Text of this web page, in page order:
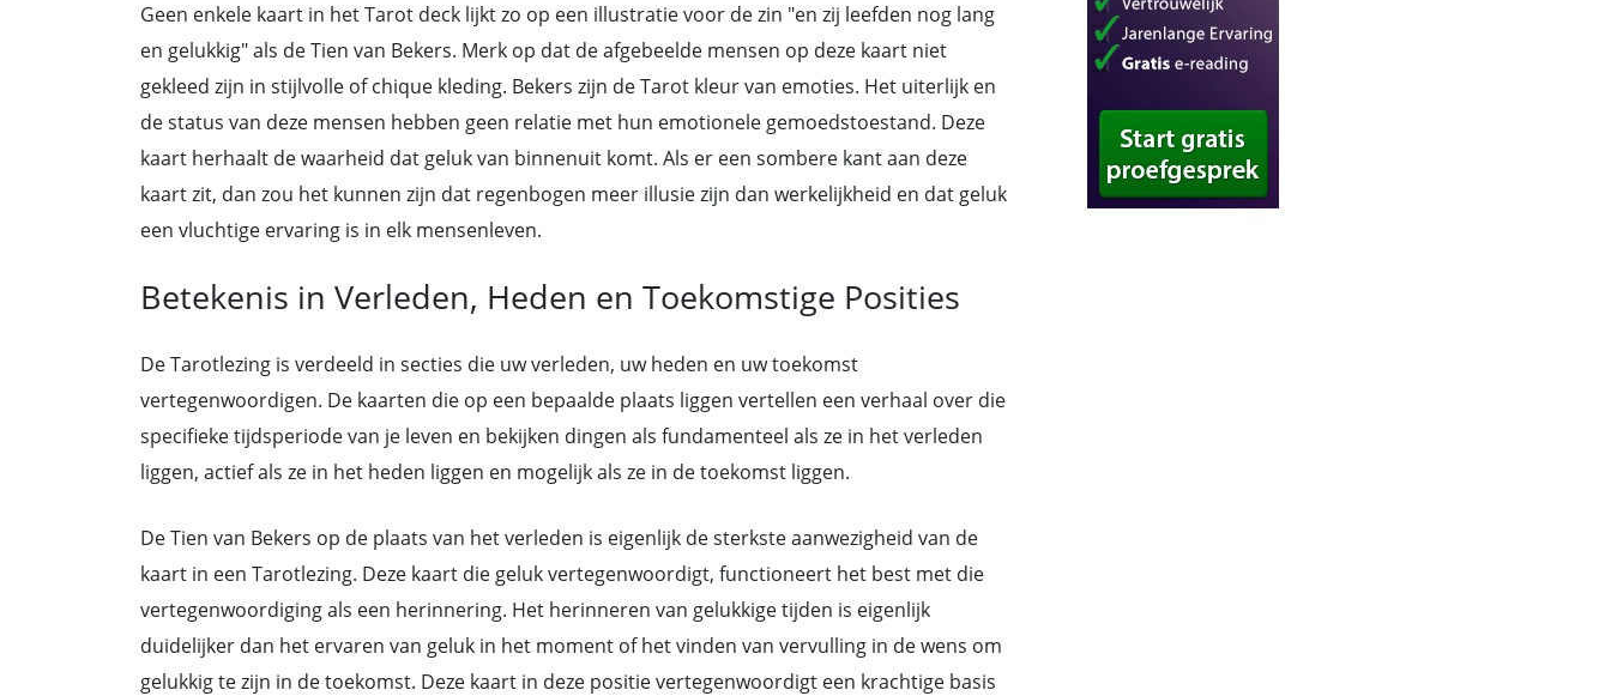
Geen enkele kaart in het Tarot deck lijkt zo op een illustratie voor de zin "en zij leefden nog lang
en gelukkig" als de Tien van Bekers. Merk op dat de afgebeelde mensen op deze kaart niet
gekleed zijn in stijlvolle of chique kleding. Bekers zijn de Tarot kleur van emoties. Het uiterlijk en
de status van deze mensen hebben geen relatie met hun emotionele gemoedstoestand. Deze
kaart herhaalt de waarheid dat geluk van binnenuit komt. Als er een sombere kant aan deze
kaart zit, dan zou het kunnen zijn dat regenbogen meer illusie zijn dan werkelijkheid en dat geluk
een vluchtige ervaring is in elk mensenleven.
Betekenis in Verleden, Heden en Toekomstige Posities
De Tarotlezing is verdeeld in secties die uw verleden, uw heden en uw toekomst
vertegenwoordigen. De kaarten die op een bepaalde plaats liggen vertellen een verhaal over die
specifieke tijdsperiode van je leven en bekijken dingen als fundamenteel als ze in het verleden
liggen, actief als ze in het heden liggen en mogelijk als ze in de toekomst liggen.
De Tien van Bekers op de plaats van het verleden is eigenlijk de sterkste aanwezigheid van de
kaart in een Tarotlezing. Deze kaart die geluk vertegenwoordigt, functioneert het best met die
vertegenwoordiging als een herinnering. Het herinneren van gelukkige tijden is eigenlijk
duidelijker dan het ervaren van geluk in het moment of het vinden van vervulling in de wens om
gelukkig te zijn in de toekomst. Deze kaart in deze positie vertegenwoordigt een krachtige basis